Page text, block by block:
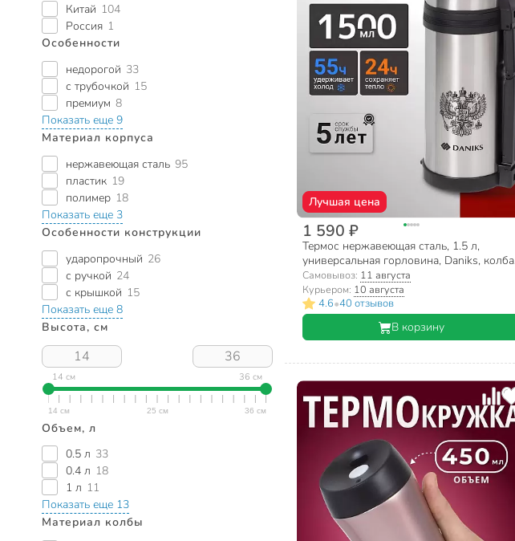
Китай 104
Россия 1
Особенности
недорогой 33
с трубочкой 15
премиум 8
Показать еще 9
Материал корпуса
нержавеющая сталь 95
пластик 19
полимер 18
Показать еще 3
Особенности конструкции
ударопрочный 26
с ручкой 24
с крышкой 15
Показать еще 8
Высота, см
14 см 36 см
Объем, л
0.5 л 33
0.4 л 18
1 л 11
Показать еще 13
Материал колбы
Лучшая цена
1 590 ₽
Термос нержавеющая сталь, 1.5 л,
универсальная горловина, Daniks, колба
нержавеющая сталь, серебристый, SL-
150GX
Самовывоз: 11 августа
Курьером: 10 августа
4.6•40 отзывов
В корзину